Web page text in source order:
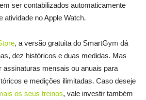
ser contabilizados automaticamente
atividade no Apple Watch.
, a versão gratuita do SmartGym dá
dez históricos e duas medidas. Mas
assinaturas mensais ou anuais para
e medições ilimitadas. Caso deseje
os seus treinos, vale investir também